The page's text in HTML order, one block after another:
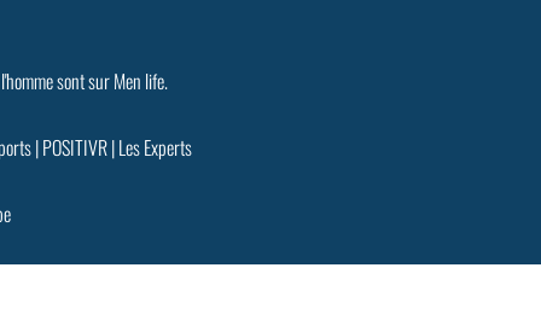
sont sur Men life.
|POSITIVR|Les Experts